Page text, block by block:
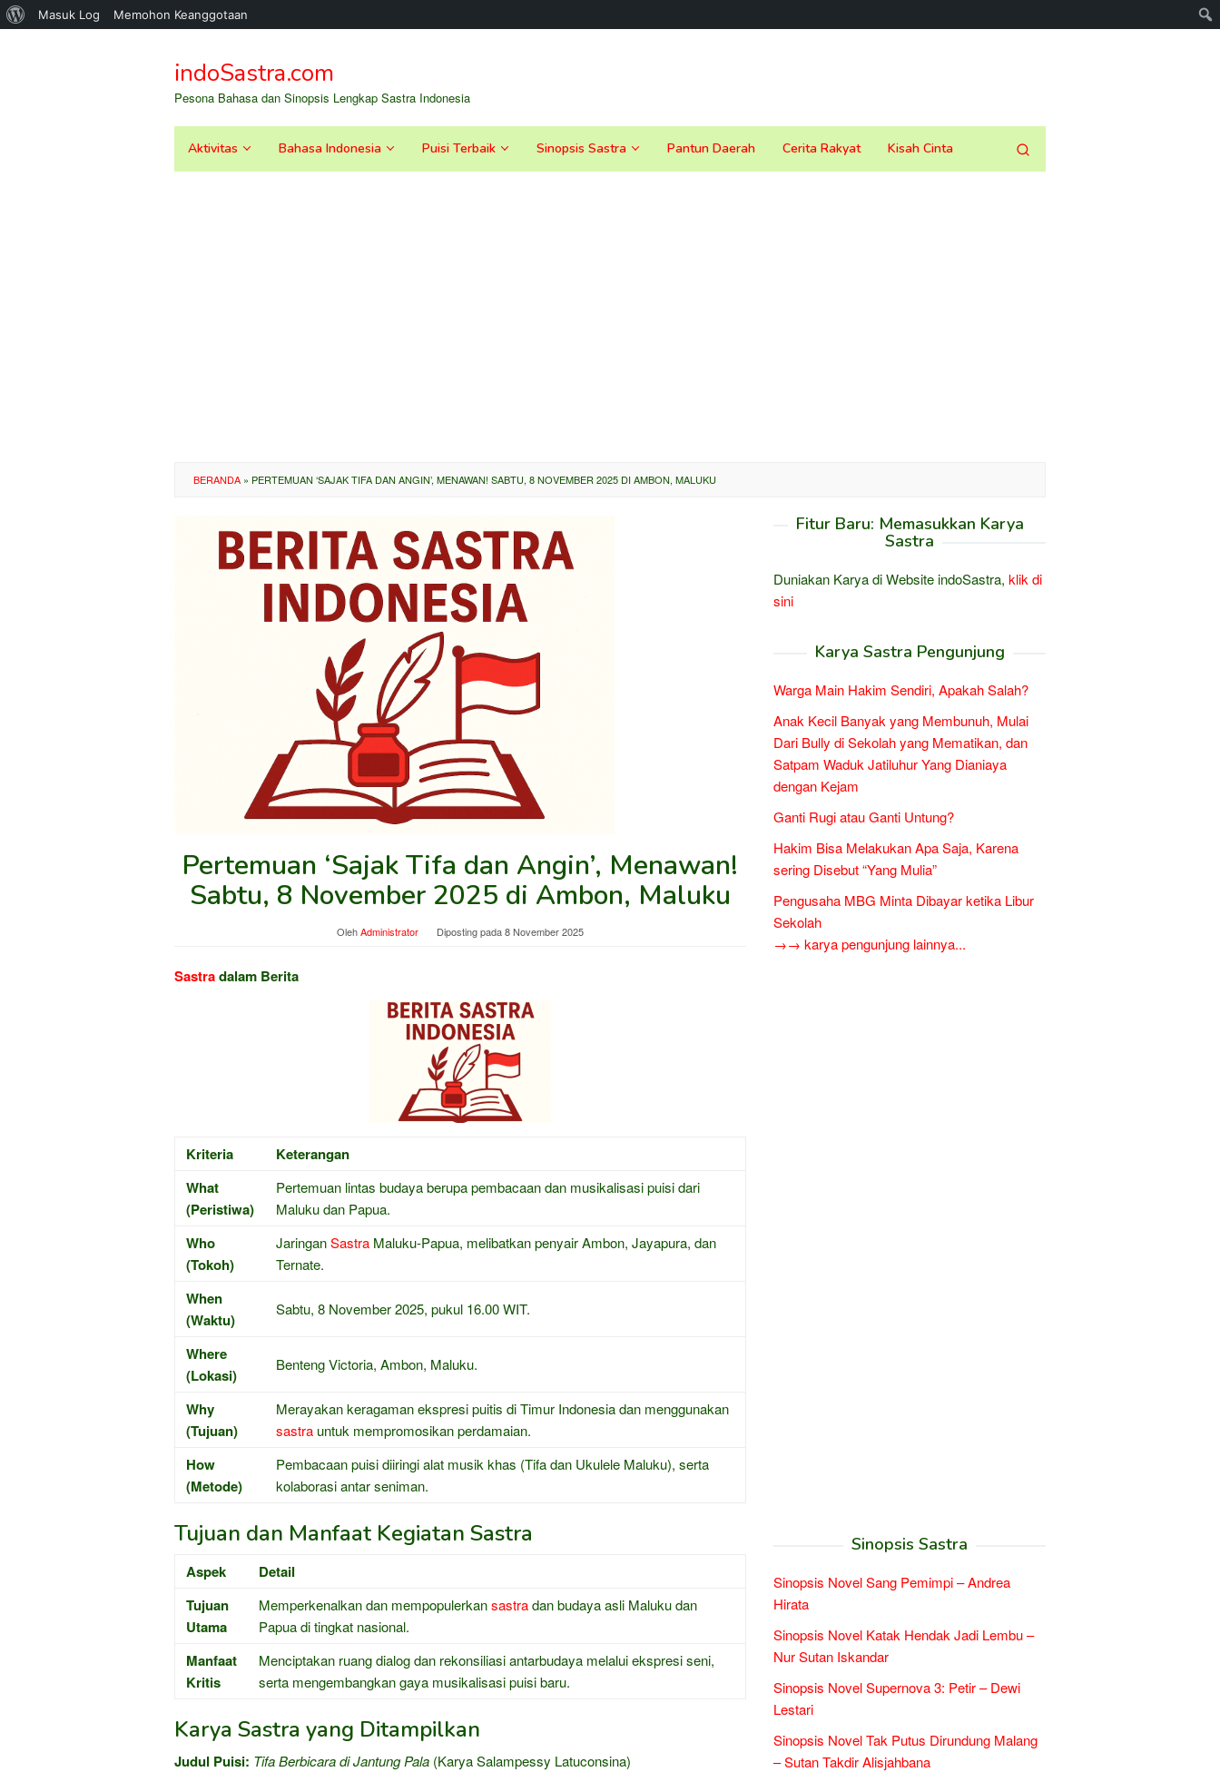
Tentang
Masuk Log Memohon Keanggotaan
kontenindoSastra.com
Pesona Bahasa dan Sinopsis Lengkap Sastra Indonesia
Aktivitas Bahasa Indonesia Puisi Terbaik Sinopsis Sastra Pantun Daerah Cerita Rakyat Kisah Cinta
BERANDA » PERTEMUAN ‘SAJAK TIFA DAN ANGIN’, MENAWAN! SABTU, 8 NOVEMBER 2025 DI AMBON, MALUKU
Pertemuan ‘Sajak Tifa dan Angin’, Menawan!
Sabtu, 8 November 2025 di Ambon, Maluku
OlehAdministrator Diposting pada8 November 2025
Sastradalam Berita
Kriteria
Keterangan
What
(Peristiwa)
Pertemuan lintas budaya berupa pembacaan dan musikalisasi puisi dari
Maluku dan Papua.
Who
(Tokoh)
JaringanSastra Maluku-Papua, melibatkan penyair Ambon, Jayapura, dan
Ternate.
When
(Waktu)
Sabtu, 8 November 2025, pukul 16.00 WIT.
Where
(Lokasi)
Benteng Victoria, Ambon, Maluku.
Why
(Tujuan)
Merayakan keragaman ekspresi puitis di Timur Indonesia dan menggunakan
sastra untuk mempromosikan perdamaian.
How
(Metode)
Pembacaan puisi diiringi alat musik khas (Tifa dan Ukulele Maluku), serta
kolaborasi antar seniman.
Tujuan dan Manfaat Kegiatan Sastra
Aspek
Detail
Tujuan
Utama
Memperkenalkan dan mempopulerkansastradan budaya asli Maluku dan
Papua di tingkat nasional.
Manfaat
Kritis
Menciptakan ruang dialog dan rekonsiliasi antarbudaya melalui ekspresi seni,
serta mengembangkan gaya musikalisasi puisi baru.
Karya Sastra yang Ditampilkan
Judul Puisi: Tifa Berbicara di Jantung Pala (Karya Salampessy Latuconsina)
Fitur Baru: Memasukkan Karya
Sastra
Duniakan Karya di Website indoSastra, klik di
sini
Karya Sastra Pengunjung
Warga Main Hakim Sendiri, Apakah Salah?
Anak Kecil Banyak yang Membunuh, Mulai
Dari Bully di Sekolah yang Mematikan, dan
Satpam Waduk Jatiluhur Yang Dianiaya
dengan Kejam
Ganti Rugi atau Ganti Untung?
Hakim Bisa Melakukan Apa Saja, Karena
sering Disebut “Yang Mulia”
Pengusaha MBG Minta Dibayar ketika Libur
Sekolah
→→ karya pengunjung lainnya...
Sinopsis Sastra
Sinopsis Novel Sang Pemimpi – Andrea
Hirata
Sinopsis Novel Katak Hendak Jadi Lembu –
Nur Sutan Iskandar
Sinopsis Novel Supernova 3: Petir – Dewi
Lestari
Sinopsis Novel Tak Putus Dirundung Malang
– Sutan Takdir Alisjahbana